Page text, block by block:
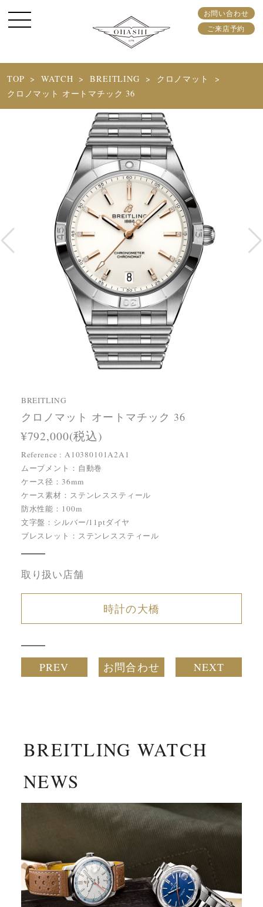
お問い合わせ
ご来店予約
TOP WATCH BREITLING
クロノマット
クロノマット オートマチック 36
BREITLING
クロノマット オートマチック 36
¥792,000(税込)
Reference : A10380101A2A1
ムーブメント：自動巻
ケース径：36mm
ケース素材：ステンレススティール
防水性能：100m
文字盤：シルバー/11ptダイヤ
ブレスレット：ステンレススティール
取り扱い店舗
時計の大橋
PREV お問合わせ NEXT
BREITLING WATCH
NEWS